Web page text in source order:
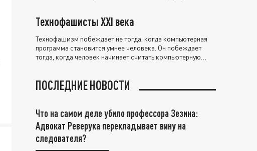
Технофашисты XXI века
Технофашизм побеждает не тогда, когда компьютерная
программа становится умнее человека. Он побеждает
тогда, когда человек начинает считать компьютерную
ПОСЛЕДНИЕ НОВОСТИ
Что на самом деле убило профессора Зезина:
Адвокат Реверука перекладывает вину на
следователя?